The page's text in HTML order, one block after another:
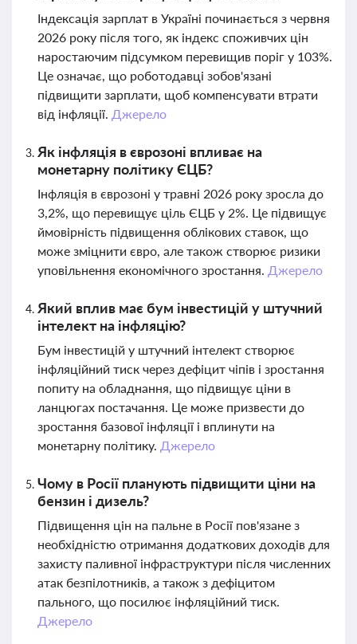
Індексація зарплат в Україні починається з червня
2026 року після того, як індекс споживчих цін
наростаючим підсумком перевищив поріг у 103%.
Це означає, що роботодавці зобов'язані
підвищити зарплати, щоб компенсувати втрати
від інфляції. Джерело
Як інфляція в єврозоні впливає на
монетарну політику ЄЦБ?
Інфляція в єврозоні у травні 2026 року зросла до
3,2%, що перевищує ціль ЄЦБ у 2%. Це підвищує
ймовірність підвищення облікових ставок, що
може зміцнити євро, але також створює ризики
уповільнення економічного зростання. Джерело
Який вплив має бум інвестицій у штучний
інтелект на інфляцію?
Бум інвестицій у штучний інтелект створює
інфляційний тиск через дефіцит чіпів і зростання
попиту на обладнання, що підвищує ціни в
ланцюгах постачання. Це може призвести до
зростання базової інфляції і вплинути на
монетарну політику. Джерело
Чому в Росії планують підвищити ціни на
бензин і дизель?
Підвищення цін на пальне в Росії пов'язане з
необхідністю отримання додаткових доходів для
захисту паливної інфраструктури після численних
атак безпілотників, а також з дефіцитом
пального, що посилює інфляційний тиск.
Джерело